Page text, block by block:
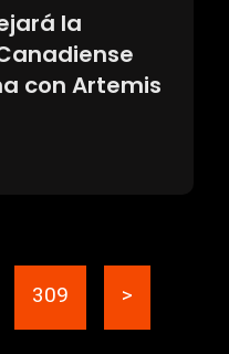
la
con Artemis
309 >